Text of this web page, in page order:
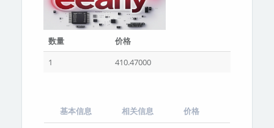
数量
价格
1
410.47000
基本信息 相关信息 价格